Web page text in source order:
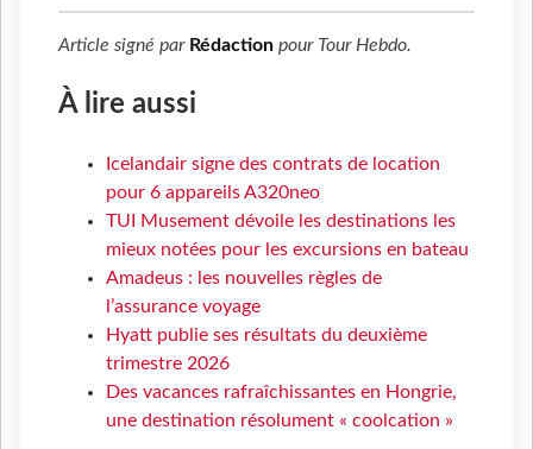
Article signé par Rédaction pour Tour Hebdo.
À lire aussi
Icelandair signe des contrats de location
pour 6 appareils A320neo
TUI Musement dévoile les destinations les
mieux notées pour les excursions en bateau
Amadeus : les nouvelles règles de
l’assurance voyage
Hyatt publie ses résultats du deuxième
trimestre 2026
Des vacances rafraîchissantes en Hongrie,
une destination résolument « coolcation »